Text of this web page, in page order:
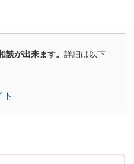
談が出来ます。 詳細は以下